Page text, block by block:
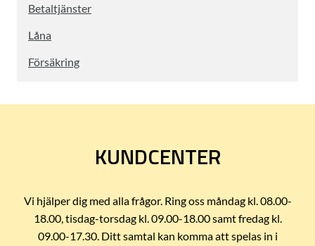
Betaltjänster
Låna
Försäkring
KUNDCENTER
Vi hjälper dig med alla frågor. Ring oss måndag kl. 08.00-
18.00, tisdag-torsdag kl. 09.00-18.00 samt fredag kl.
09.00-17.30. Ditt samtal kan komma att spelas in i